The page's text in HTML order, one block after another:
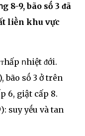
8-9, bão sṓ 3 ᵭã
liḕn khu vực
ոhiệt ᵭới.
bão sṓ 3 ở trên
6, giật cấp 8.
suy yḗu và tan